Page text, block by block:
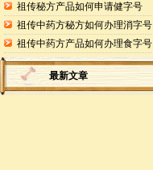
祖传秘方产品如何申请健字号
祖传中药方秘方如何办理消字号
祖传中药方产品如何办理食字号
最新文章